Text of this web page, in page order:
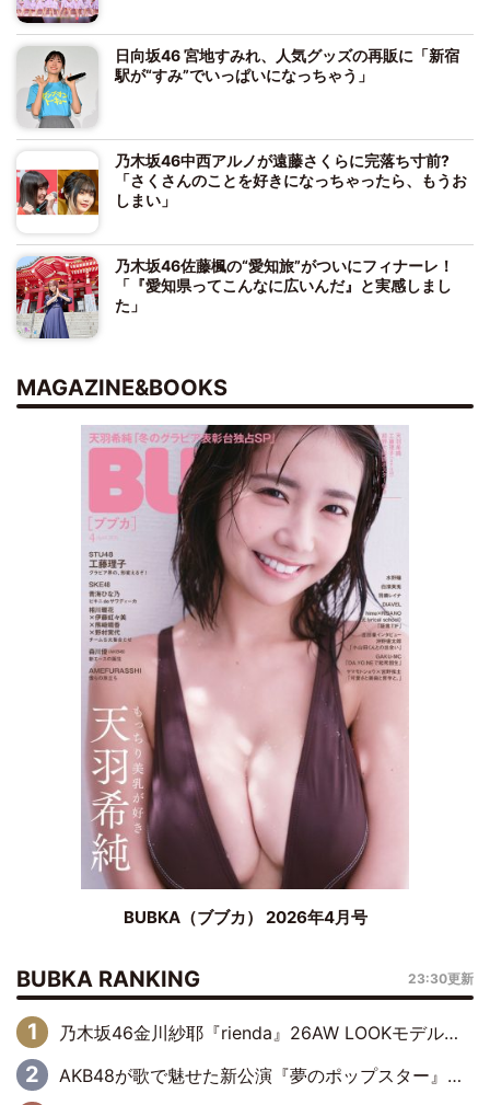
日向坂46 宮地すみれ、人気グッズの再販に「新宿
駅が“すみ”でいっぱいになっちゃう」
乃木坂46中西アルノが遠藤さくらに完落ち寸前?
「さくさんのことを好きになっちゃったら、もうお
しまい」
乃木坂46佐藤楓の“愛知旅”がついにフィナーレ！
「『愛知県ってこんなに広いんだ』と実感しまし
た」
MAGAZINE&BOOKS
BUBKA（ブブカ） 2026年4月号
BUBKA RANKING 23:30更新
乃木坂46金川紗耶『rienda』26AW LOOKモデルに就任
AKB48が歌で魅せた新公演『夢のポップスター』 初日から全身全霊のステージ